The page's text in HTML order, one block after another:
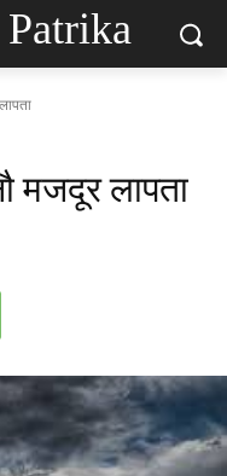
मजदूर लापता